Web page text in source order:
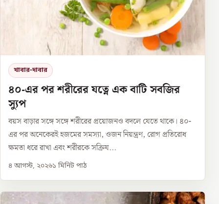
খাবার-দাবার
৪০-এর পর শরীরের যত্নে এক বাটি সবজির
স্যুপ
বয়স বাড়ার সঙ্গে সঙ্গে শরীরের প্রয়োজনও বদলে যেতে থাকে। ৪০-
এর পর অনেকেরই হজমের সমস্যা, ওজন নিয়ন্ত্রণ, রোগ প্রতিরোধ
ক্ষমতা ধরে রাখা এবং শরীরকে সক্রিয...
৪ আগস্ট, ২০২৬১ মিনিট পাঠ